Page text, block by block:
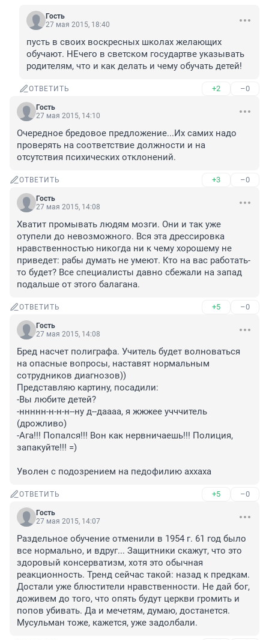
Гость
27 мая 2015, 18:40
пусть в своих воскресных школах желающих
обучают. НЕчего в светском государтве указывать
родителям, что и как делать и чему обучать детей!
ОТВЕТИТЬ +2 –0
Гость
27 мая 2015, 14:10
Очередное бредовое предложение...Их самих надо
проверять на соответствие должности и на
отсутствия психических отклонений.
ОТВЕТИТЬ +3 –0
Гость
27 мая 2015, 14:08
Хватит промывать людям мозги. Они и так уже
отупели до невозможного. Вся эта дрессировка
нравственностью никогда ни к чему хорошему не
приведет: рабы думать не умеют. Кто на вас работать-
то будет? Все специалисты давно сбежали на запад
подальше от этого балагана.
ОТВЕТИТЬ +5 –0
Гость
27 мая 2015, 14:08
Бред насчет полиграфа. Учитель будет волноваться
на опасные вопросы, наставят нормальным
сотрудников диагнозов))
Представляю картину, посадили:
-Вы любите детей?
-ннннн-н-н-н--ну д--даааа, я жжжее учччитель
(дрожливо)
-Ага!!! Попался!!! Вон как нервничаешь!!! Полиция,
запакуйте!!! =)
Уволен с подозрением на педофилию аххаха
ОТВЕТИТЬ +5 –0
Гость
27 мая 2015, 14:07
Раздельное обучение отменили в 1954 г. 61 год было
все нормально, и вдруг... Защитники скажут, что это
здоровый консерватизм, хотя это обычная
реакционность. Тренд сейчас такой: назад к предкам.
Достали уже блюстители нравственности. Не дай бог,
доживем до того, что опять будут церкви громить и
попов убивать. Да и мечетям, думаю, достанется.
Мусульман тоже, кажется, уже задолбали.